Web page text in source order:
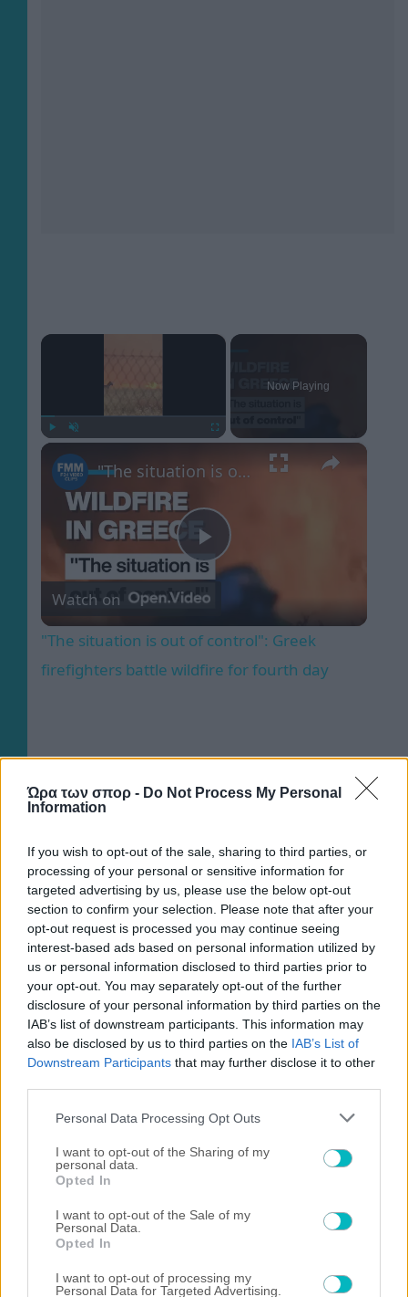
Ώρα των σπορ - Do Not Process My Personal
Information
If you wish to opt-out of the sale, sharing to third parties, or
processing of your personal or sensitive information for
targeted advertising by us, please use the below opt-out
section to confirm your selection. Please note that after your
opt-out request is processed you may continue seeing
interest-based ads based on personal information utilized by
us or personal information disclosed to third parties prior to
your opt-out. You may separately opt-out of the further
disclosure of your personal information by third parties on the
IAB’s list of downstream participants. This information may
also be disclosed by us to third parties on the IAB’s List of
Downstream Participants that may further disclose it to other
Please note that this website/app uses one or more Google
not limited to your visit or usage behaviour. You may click to
grant or deny consent to Google and its third-party tags to
use your data for below specified purposes in below Google
consent section.
Personal Data Processing Opt Outs
I want to opt-out of the Sharing of my
personal data.
Opted In
I want to opt-out of the Sale of my
Personal Data.
Opted In
I want to opt-out of processing my
Personal Data for Targeted Advertising.
×
Now Playing
×
Play
Video
"The situation is out of control": Greek firefighters battle wildfire for fourth day
Watch on
"The situation is out of control": Greek
firefighters battle wildfire for fourth day
ΠΕΡΙΣΣΟΤΕΡΑ ΑΡΘΡΑ
ΠΟΔΟΣΦΑΙΡΟ ΑΕΚ
Οι «αποκαλύψεις» του Βιτάλις: «Γκολ ή ασίστ;», το